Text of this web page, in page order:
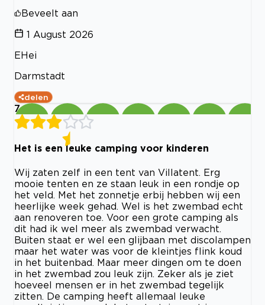
Beveelt aan
1 August 2026
EHei
Darmstadt
delen
7
Het is een leuke camping voor kinderen
Wij zaten zelf in een tent van Villatent. Erg
mooie tenten en ze staan leuk in een rondje op
het veld. Met het zonnetje erbij hebben wij een
heerlijke week gehad. Wel is het zwembad echt
aan renoveren toe. Voor een grote camping als
dit had ik wel meer als zwembad verwacht.
Buiten staat er wel een glijbaan met discolampen
maar het water was voor de kleintjes flink koud
in het buitenbad. Maar meer dingen om te doen
in het zwembad zou leuk zijn. Zeker als je ziet
hoeveel mensen er in het zwembad tegelijk
zitten. De camping heeft allemaal leuke